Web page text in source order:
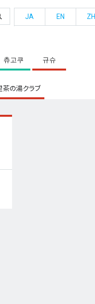
츄고쿠 규슈
茶の湯クラブ
JA EN ZH